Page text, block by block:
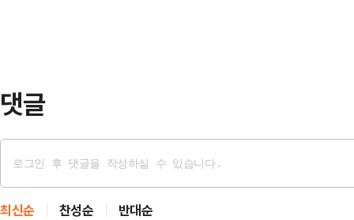
댓글
최신순 찬성순 반대순